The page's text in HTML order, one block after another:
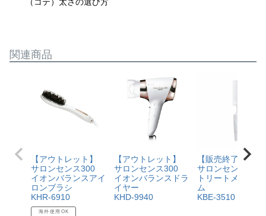
関連商品
【アウトレット】
サロンセンス300
イオンバランスアイ
ロンブラシ
KHR-6910
海外使用OK
【アウトレット】
サロンセンス300
イオンバランスドラ
イヤー
KHD-9940
【販売終了】
サロンセンス300
トリートメントコ
ム
KBE-3510